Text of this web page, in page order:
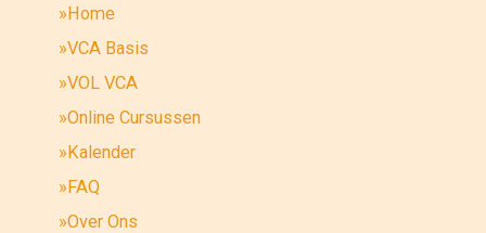
»Home
»VCA Basis
»VOL VCA
»Online Cursussen
»Kalender
»FAQ
»Over Ons